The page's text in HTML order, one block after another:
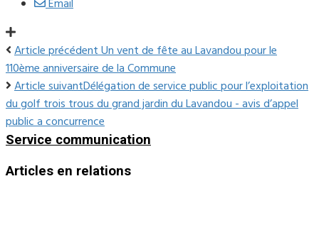
Email
Article précédentUn vent de fête au Lavandou pour le
110ème anniversaire de la Commune
Article suivantDélégation de service public pour l’exploitation
du golf trois trous du grand jardin du Lavandou - avis d’appel
public a concurrence
Service communication
Articles en relations